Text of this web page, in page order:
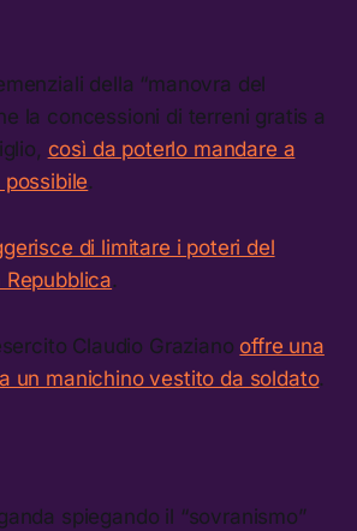
della “manovra del
la concessioni di terreni gratis a
così da poterlo mandare a
.
di limitare i poteri del
Repubblica.
Claudio Graziano offre una
un manichino vestito da soldato.
spiegando il “sovranismo”